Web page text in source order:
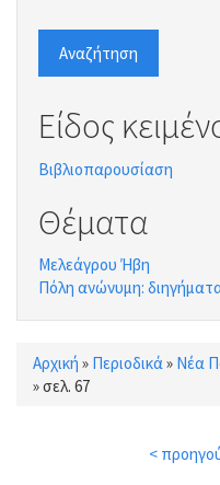
Αναζήτηση
Είδος
Βιβλιοπαρουσίαση
Θέματα
Μελεάγρου Ήβη
Πόλη ανώνυμη:
Είστε εδώ
Αρχική » Περιοδικά» Νέα
»σελ. 67
<